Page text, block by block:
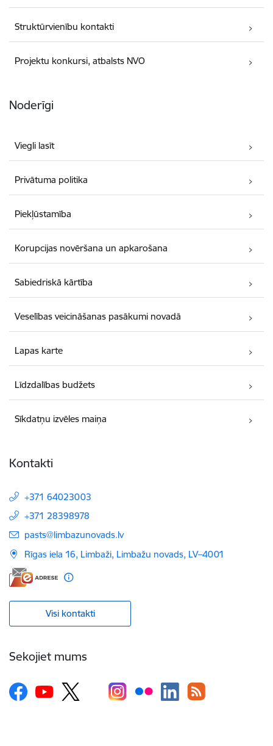
Struktūrvienību kontakti
Projektu konkursi, atbalsts NVO
Noderīgi
Viegli lasīt
Privātuma politika
Piekļūstamība
Korupcijas novēršana un apkarošana
Sabiedriskā kārtība
Veselības veicināšanas pasākumi novadā
Lapas karte
Līdzdalības budžets
Sīkdatņu izvēles maiņa
Kontakti
+371 64023003
+371 28398978
E-pasts:
pasts@limbazunovads.lv
Rīgas iela 16, Limbaži, Limbažu novads, LV–4001
Visi kontakti
Sekojiet mums